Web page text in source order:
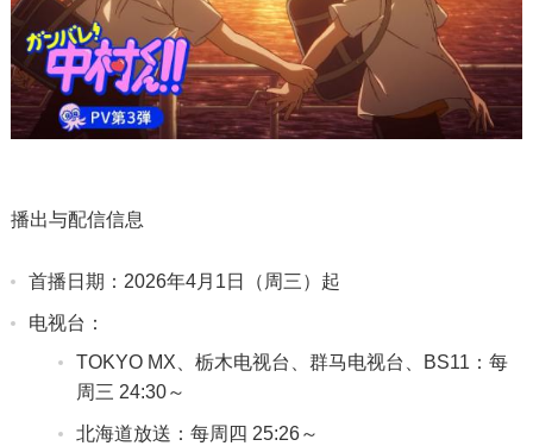
播出与配信信息
首播日期：2026年4月1日（周三）起
电视台：
TOKYO MX、栃木电视台、群马电视台、BS11：每
周三 24:30～
北海道放送：每周四 25:26～